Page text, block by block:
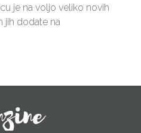
je na voljo veliko novih
jih dodate na